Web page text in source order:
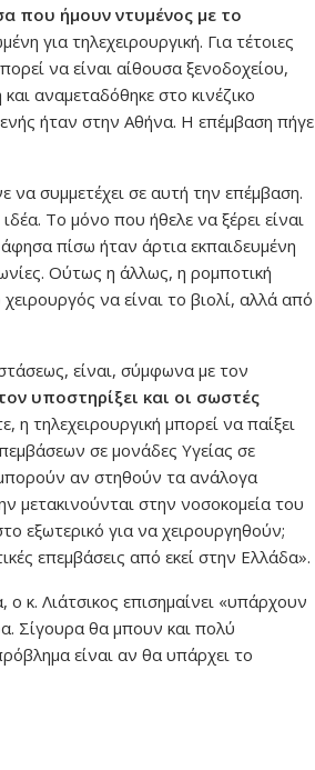
που ήμουν ντυμένος με το
για τηλεχειρουργική. Για τέτοιες
να είναι αίθουσα ξενοδοχείου,
αναμεταδόθηκε στο κινέζικο
ήταν στην Αθήνα. Η επέμβαση πήγε
να συμμετέχει σε αυτή την επέμβαση.
Το μόνο που ήθελε να ξέρει είναι
πίσω ήταν άρτια εκπαιδευμένη
Ούτως η άλλως, η ρομποτική
να είναι το βιολί, αλλά από
είναι, σύμφωνα με τον
υποστηρίξει και οι σωστές
τηλεχειρουργική μπορεί να παίξει
σε μονάδες Υγείας σε
μπορούν αν στηθούν τα ανάλογα
μετακινούνται στην νοσοκομεία του
εξωτερικό για να χειρουργηθούν;
επεμβάσεις από εκεί στην Ελλάδα».
κ. Λιάτσικος επισημαίνει «υπάρχουν
Σίγουρα θα μπουν και πολύ
είναι αν θα υπάρχει το